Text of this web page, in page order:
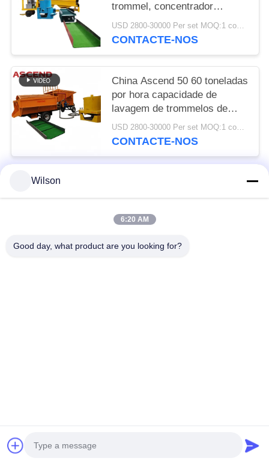
trommel, concentrador
centrífugo de ouro Knelson e
calha de eclusa
USD 2800-30000 Per set MOQ:1 conjunto
CONTACTE-NOS
China Ascend 50 60 toneladas
por hora capacidade de
lavagem de trommelos de
ouro para a recuperação de
ouro aluvial na Áustria
USD 2800-30000 Per set MOQ:1 conjunto
CONTACTE-NOS
Categorias populares
Wilson
6:20 AM
Good day, what product are you looking for?